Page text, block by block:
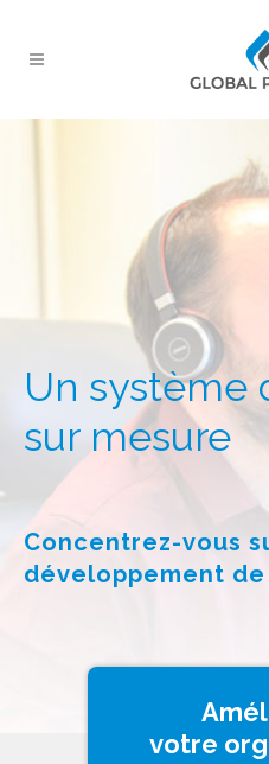
Un système
sur mesure
Concentrez-vous
développement
votre